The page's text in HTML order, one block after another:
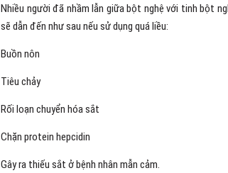
Nhiều người đã nhầm lẫn giữa bột nghệ với tinh bột
sẽ dẫn đến như sau nếu sử dụng quá liều:
Buồn nôn
Tiêu chảy
Rối loạn chuyển hóa sắt
Chặn protein hepcidin
Gây ra thiếu sắt ở bệnh nhân mẫn cảm.